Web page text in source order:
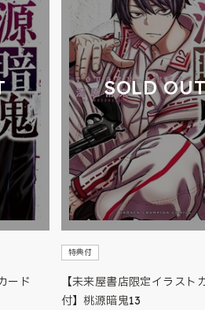
ード
SOLD
特典付
【未来屋書店限定イラスト
付】桃源暗鬼13